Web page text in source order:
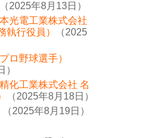
（2025年8月13日）
光電工業株式会社
執行役員）
（2025
ロ野球選手）
）
化工業株式会社 名
（2025年8月18日）
（2025年8月19日）